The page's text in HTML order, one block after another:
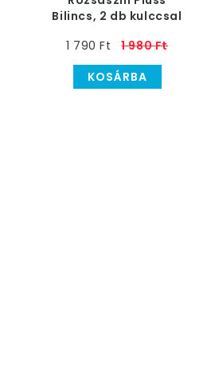
Bilincs, 2 db kulccsal
1 790 Ft
1 980 Ft
KOSÁRBA